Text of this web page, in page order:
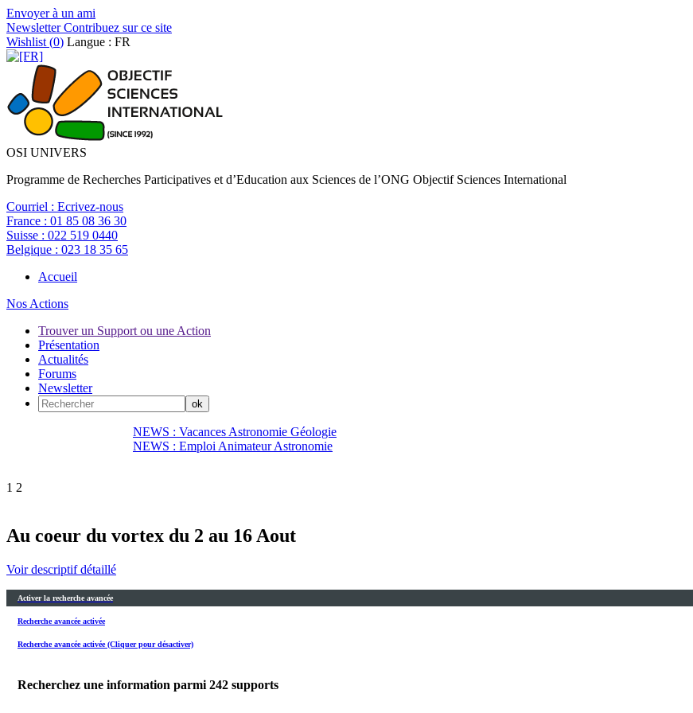
Envoyer à un ami
NewsletterContribuez sur ce site
Wishlist (0) Langue : FR
OSI UNIVERS
Programme de Recherches Participatives et d’Education aux Sciences de l’ONG Objectif Sciences International
Courriel : Ecrivez-nous
France : 01 85 08 36 30
Suisse : 022 519 0440
Belgique : 023 18 35 65
Accueil
Nos Actions
Trouver un Support ou une Action
Présentation
Actualités
Forums
Newsletter
NEWS : Vacances Astronomie Géologie
NEWS : Emploi Animateur Astronomie
1 2
Au coeur du vortex du 2 au 16 Aout
Voir descriptif détaillé
Activer la recherche avancée
Recherche avancée activée
Recherche avancée activée (Cliquer pour désactiver)
Recherchez une information parmi 242 supports